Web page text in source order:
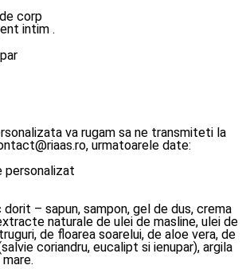
corp
intim .
va rugam sa ne transmiteti la
urmatoarele date:
personalizat
– sapun, sampon, gel de dus, crema
naturale de ulei de masline, ulei de
de floarea soarelui, de aloe vera, de
coriandru, eucalipt si ienupar), argila